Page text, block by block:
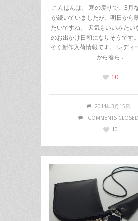
こんばんは。 寒の戻りで、3月
が続いていましたが、明日から
たいですね。 天気もいいみたい
のお出かけ日和になりそうです
そく新作入荷情報です。 レディ
から春ら…
10
2014年3月15日
COMMENTS CLOSED
10